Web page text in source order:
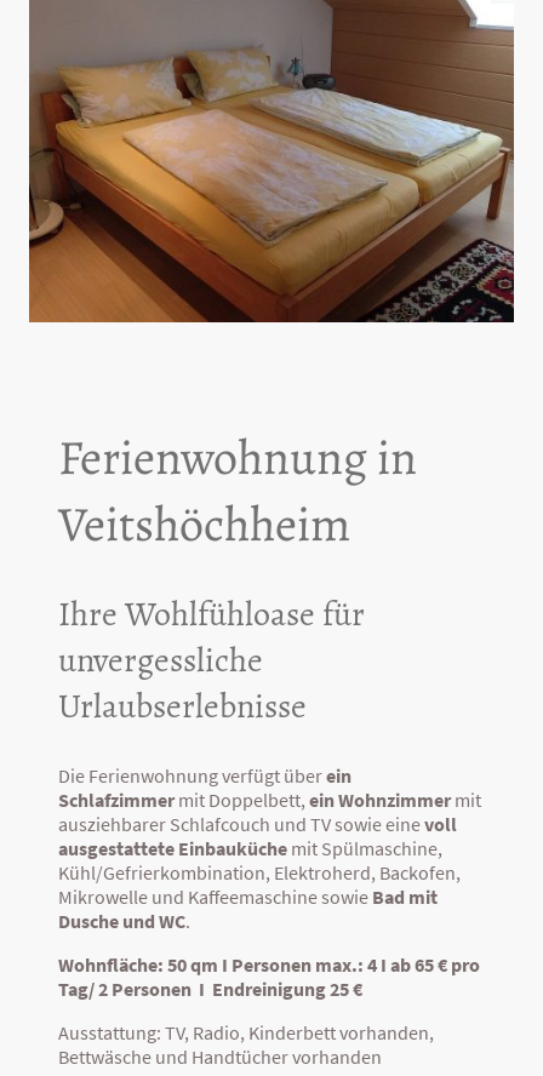
Ferienwohnung in
Veitshöchheim
Ihre Wohlfühloase für
unvergessliche
Urlaubserlebnisse
Die Ferienwohnung verfügt überein
Schlafzimmermit Doppelbett, ein Wohnzimmermit
ausziehbarer Schlafcouch und TV sowie einevoll
ausgestattete Einbauküche mit Spülmaschine,
Kühl/Gefrierkombination, Elektroherd, Backofen,
Mikrowelle und Kaffeemaschine sowie Bad mit
Dusche und WC.
Wohnfläche: 50 qm I Personen max.: 4 I ab 65 € pro
Tag/ 2 Personen I Endreinigung 25 €
Ausstattung: TV, Radio, Kinderbett vorhanden,
Bettwäsche und Handtücher vorhanden